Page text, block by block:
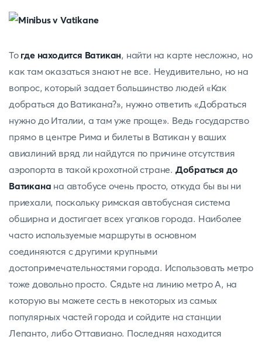
То где находится Ватикан, найти на карте несложно, но
как там оказаться знают не все. Неудивительно, но на
вопрос, который задает большинство людей «Как
добраться до Ватикана?», нужно ответить «Добраться
нужно до Италии, а там уже проще». Ведь государство
прямо в центре Рима и билеты в Ватикан у ваших
авиалиний вряд ли найдутся по причине отсутствия
аэропорта в такой крохотной стране. Добраться до
Ватикана на автобусе очень просто, откуда бы вы ни
приехали, поскольку римская автобусная система
обширна и достигает всех уголков города. Наиболее
часто используемые маршруты в основном
соединяются с другими крупными
достопримечательностями города. Использовать метро
тоже довольно просто. Сядьте на линию метро A, на
которую вы можете сесть в некоторых из самых
популярных частей города и сойдите на станции
Лепанто, либо Оттавиано. Последняя находится